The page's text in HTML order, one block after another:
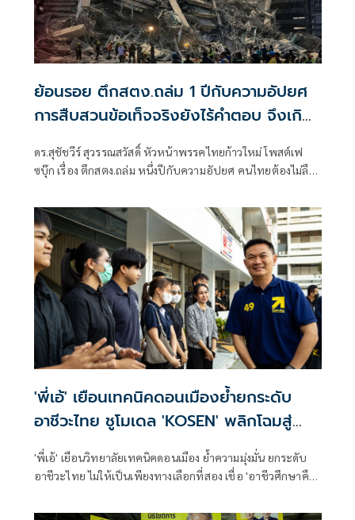
ย้อนรอย ตึกสตง.ถล่ม 1 ปีกับความอัปยศ
การสืบสวนข้อเท็จจริงยังไร้คำตอบ จึงเกิด
ดร.สุชัชวีร์ สุวรรณสวัสดิ์ หัวหน้าพรรคไทยก้าวใหม่ โพสต์เฟ
ซบุ๊ก เรื่อง ตึกสตง.ถล่ม หนึ่งปีกับความอัปยศ คนไทยต้องไม่ลืม"
'พี่เอ้' เยือนเทคนิคดอนเมืองย้ำยกระดับ
อาชีวะไทย ชูโมเดล 'KOSEN' พลิกโฉมสู่
สถาบันวิชาชีพชั้นสูง
'พี่เอ้' เยือนวิทยาลัยเทคนิคดอนเมือง ย้ำความมุ่งมั่น ยกระดับ
อาชีวะไทย ไม่ให้เป็นเพียงทางเลือกที่สอง เชื่อ 'อาชีวศึกษาคือ
สร้างงาน สร้างอาชีพ สร้างชาติ - ชูโมเดล 'KOSEN' พลิกโฉมสู่